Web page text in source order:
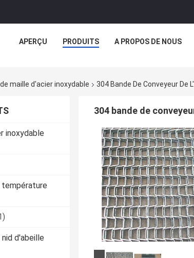
APERÇU PRODUITS A PROPOS DE NOUS
maille d'acier inoxydable 304 Bande De Conveyeur De
inoxydable
d'abeille
304 bande de